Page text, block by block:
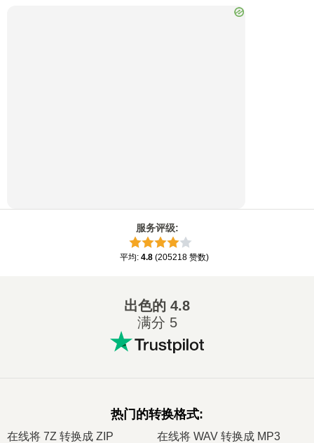
服务评级:
平均: 4.8 (205218 赞数)
出色的 4.8
满分 5
热门的转换格式:
在线将 7Z 转换成 ZIP 在线将 WAV 转换成 MP3